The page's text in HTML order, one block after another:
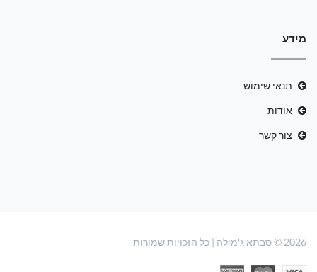
מידע
תנאי שימוש
אודות
צור קשר
2026 © סבתא ג'מילה | כל הזכויות שמורות